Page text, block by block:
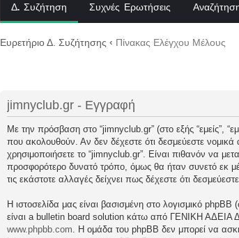
Δ. Συζήτηση Συχνές Ερωτήσεις
Ευρετήριο Δ. Συζήτησης ‹ Πίνακας Ελέγχου Μέλους
jimnyclub.gr - Εγγραφή
Με την πρόσβαση στο “jimnyclub.gr” (στο εξής “εμείς”,
που ακολουθούν. Αν δεν δέχεστε ότι δεσμεύεστε
χρησιμοποιήσετε το “jimnyclub.gr”. Είναι πιθανόν να
προσφορότερο δυνατό τρόπο, όμως θα ήταν συνετό εκ
τις εκάστοτε αλλαγές δείχνει πως δέχεστε ότι
Η ιστοσελίδα μας είναι βασισμένη στο λογισμικό
είναι a bulletin board solution κάτω από ΓΕΝΙΚΗ
www.phpbb.com. Η ομάδα του phpBB δεν μπορεί να